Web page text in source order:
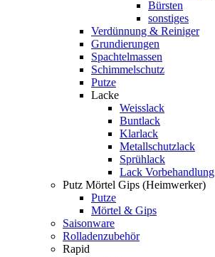
Bürsten
sonstiges
Verdünnung & Reiniger
Grundierungen
Spachtelmassen
Schimmelschutz
Putze
Lacke
Weisslack
Buntlack
Klarlack
Metallschutzlack
Sprühlack
Lack Vorbehandlung
Putz Mörtel Gips (Heimwerker)
Putze
Mörtel & Gips
Saisonware
Rolladenzubehör
Rapid